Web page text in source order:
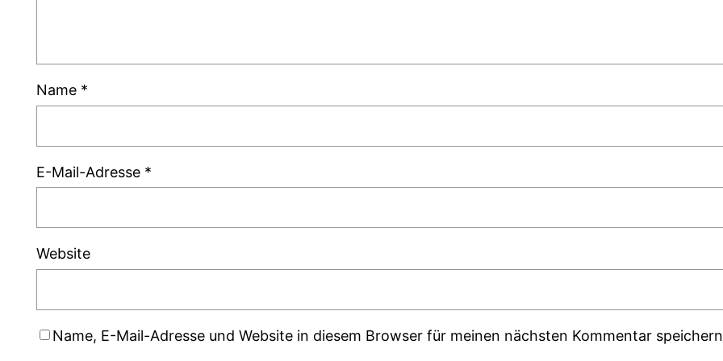
Name *
E-Mail-Adresse *
Website
Name, E-Mail-Adresse und Website in diesem Browser für meinen nächsten Kommentar